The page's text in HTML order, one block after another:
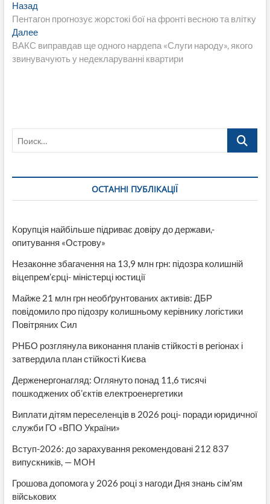
Навигация
по
записям
НазадПредыдущая
запись:
Пентагон прогнозує жорстокі бої на фронті весною та влітку
ДалееСледующая
запись:
ВАКС виправдав ще одного нардепа «Слуги народу», якого
звинувачують у недекларуванні квартири
Поиск…
ОСТАННІ ПУБЛІКАЦІЇ
Корупція найбільше підриває довіру до держави,-
опитування «Острову»
Незаконне збагачення на 13,9 млн грн: підозра колишній
віцепрем’єрці- міністерці юстиції
Майже 21 млн грн необґрунтованих активів: ДБР
повідомило про підозру колишньому керівнику логістики
Повітряних Сил
РНБО розглянула виконання планів стійкості в регіонах і
затвердила план стійкості Києва
Держенергонагляд: Оглянуто понад 11,6 тисячі
пошкоджених об’єктів електроенергетики
Виплати дітям переселенців в 2026 році- поради юридичної
служби ГО «ВПО України»
Вступ-2026: до зарахування рекомендовані 212 837
випускників, — МОН
Грошова допомога у 2026 році з нагоди Дня знань сім’ям
військових